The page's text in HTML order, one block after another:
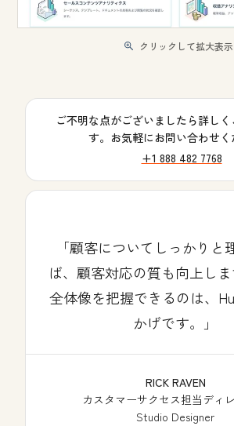
クリックして拡大表示
ご不明な点がございましたら詳し
す。お気軽にお問い合わせく
+1 888 482 7768
顧客についてしっかりと
ば、顧客対応の質も向上し
全体像を把握できるのは、
かげです。
RICK RAVEN
カスタマーサクセス担当ディ
Studio Designer